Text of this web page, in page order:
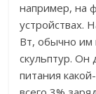
например, на
устройствах.
Вт, обычно им
скульптур. Он
питания